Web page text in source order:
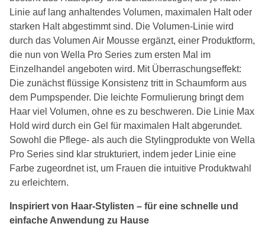
Linie auf lang anhaltendes Volumen, maximalen Halt oder
starken Halt abgestimmt sind. Die Volumen-Linie wird
durch das Volumen Air Mousse ergänzt, einer Produktform,
die nun von Wella Pro Series zum ersten Mal im
Einzelhandel angeboten wird. Mit Überraschungseffekt:
Die zunächst flüssige Konsistenz tritt in Schaumform aus
dem Pumpspender. Die leichte Formulierung bringt dem
Haar viel Volumen, ohne es zu beschweren. Die Linie Max
Hold wird durch ein Gel für maximalen Halt abgerundet.
Sowohl die Pflege- als auch die Stylingprodukte von Wella
Pro Series sind klar strukturiert, indem jeder Linie eine
Farbe zugeordnet ist, um Frauen die intuitive Produktwahl
zu erleichtern.
Inspiriert von Haar-Stylisten – für eine schnelle und
einfache Anwendung zu Hause